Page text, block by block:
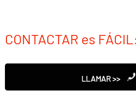
CONTACTAR es
LLAMAR >>